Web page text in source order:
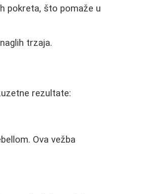
pokreta, što pomaže u
trzaja.
rezultate:
Ova vežba